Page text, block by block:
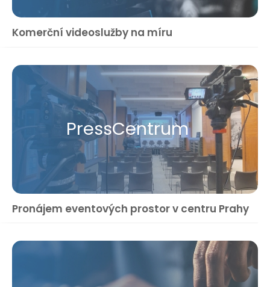
Komerční videoslužby na míru
Press​Centrum
Pronájem eventových prostor v centru Prahy